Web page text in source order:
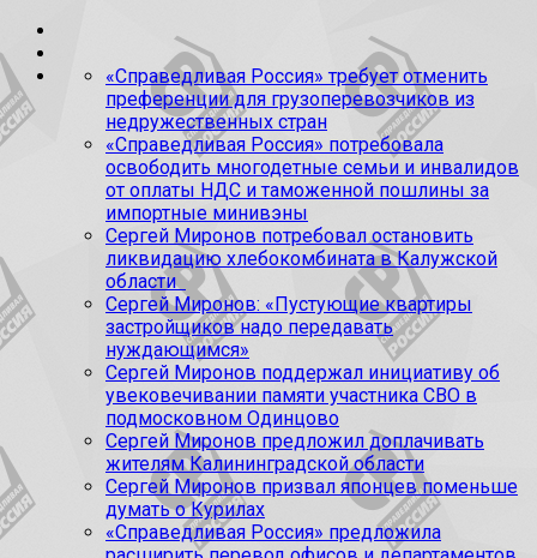
«Справедливая Россия» требует отменить
преференции для грузоперевозчиков из
недружественных стран
«Справедливая Россия» потребовала
освободить многодетные семьи и инвалидов
от оплаты НДС и таможенной пошлины за
импортные минивэны
Сергей Миронов потребовал остановить
ликвидацию хлебокомбината в Калужской
области
Сергей Миронов: «Пустующие квартиры
застройщиков надо передавать
нуждающимся»
Сергей Миронов поддержал инициативу об
увековечивании памяти участника СВО в
подмосковном Одинцово
Сергей Миронов предложил доплачивать
жителям Калининградской области
Сергей Миронов призвал японцев поменьше
думать о Курилах
«Справедливая Россия» предложила